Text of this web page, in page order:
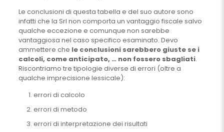
Le conclusioni di questa tabella e del suo autore sono
infatti che la Srl non comporta un vantaggio fiscale salvo
qualche eccezione e comunque non sarebbe
vantaggiosa nel caso specifico esaminato. Devo
ammettere che le conclusioni sarebbero giuste se i
calcoli, come anticipato, … non fossero sbagliati.
Riscontriamo tre tipologie diverse di errori (oltre a
qualche imprecisione lessicale):
errori di calcolo
errori di metodo
errori di interpretazione dei risultati